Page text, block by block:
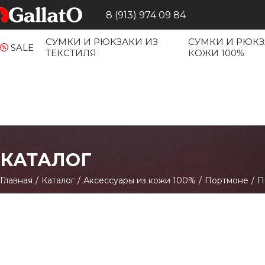
8 (913) 974 09 84
SALE
СУМКИ И РЮКЗАКИ ИЗ
ТЕКСТИЛЯ
СУМКИ И
КОЖИ 100%
КАТАЛОГ
Главная / Каталог / Аксессуары из кожи 100% / Портмоне /